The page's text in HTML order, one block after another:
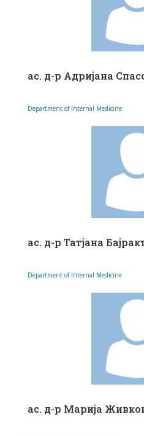
ас. д-р Адријана
Department of Internal Medicine
ас. д-р Татјана
Department of Internal Medicine
ас. д-р Марија